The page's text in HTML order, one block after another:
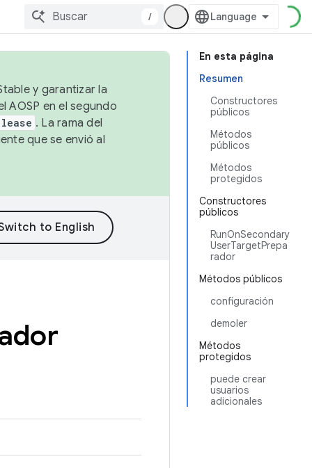
/
En esta página
Resumen
Constructores
públicos
Métodos
públicos
Métodos
protegidos
Constructores
públicos
RunOnSecondary
UserTargetPrepa
rador
Métodos públicos
configuración
demoler
Métodos
protegidos
puede crear
usuarios
adicionales
y garantizar la
AOSP en el segundo
. La rama del
que se envió al